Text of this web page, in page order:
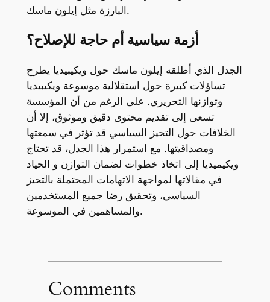
البارزة مثل إيلون ماسك.
أزمة سياسية أم حاجة للإصلاح؟
الجدل الذي أطلقه إيلون ماسك حول ويكيبيديا يطرح
تساؤلات كبيرة حول استقلالية موسوعة ويكيبيديا
وتوازنها التحريري. على الرغم من أن المؤسسة
تسعى إلى تقديم محتوى دقيق وموثوق، إلا أن
الخلافات حول التحيز السياسي قد تؤثر في سمعتها
ومصداقيتها. مع استمرار هذا الجدل، قد تحتاج
ويكيميديا إلى اتخاذ خطوات لضمان التوازن و الحياد
في مقالاتها لمواجهة الاتهامات المحتملة بالتحيز
السياسي، وتحقيق رضا جميع المستخدمين
والمساهمين في الموسوعة.
Comments